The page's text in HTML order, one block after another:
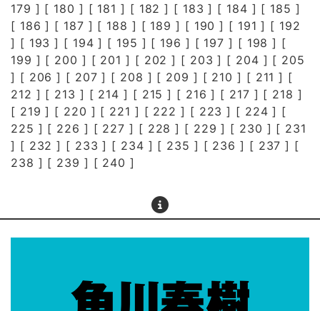
179 ] [ 180 ] [ 181 ] [ 182 ] [ 183 ] [ 184 ] [ 185 ]
[ 186 ] [ 187 ] [ 188 ] [ 189 ] [ 190 ] [ 191 ] [ 192
] [ 193 ] [ 194 ] [ 195 ] [ 196 ] [ 197 ] [ 198 ] [
199 ] [ 200 ] [ 201 ] [ 202 ] [ 203 ] [ 204 ] [ 205
] [ 206 ] [ 207 ] [ 208 ] [ 209 ] [ 210 ] [ 211 ] [
212 ] [ 213 ] [ 214 ] [ 215 ] [ 216 ] [ 217 ] [ 218 ]
[ 219 ] [ 220 ] [ 221 ] [ 222 ] [ 223 ] [ 224 ] [
225 ] [ 226 ] [ 227 ] [ 228 ] [ 229 ] [ 230 ] [ 231
] [ 232 ] [ 233 ] [ 234 ] [ 235 ] [ 236 ] [ 237 ] [
238 ] [ 239 ] [ 240 ]